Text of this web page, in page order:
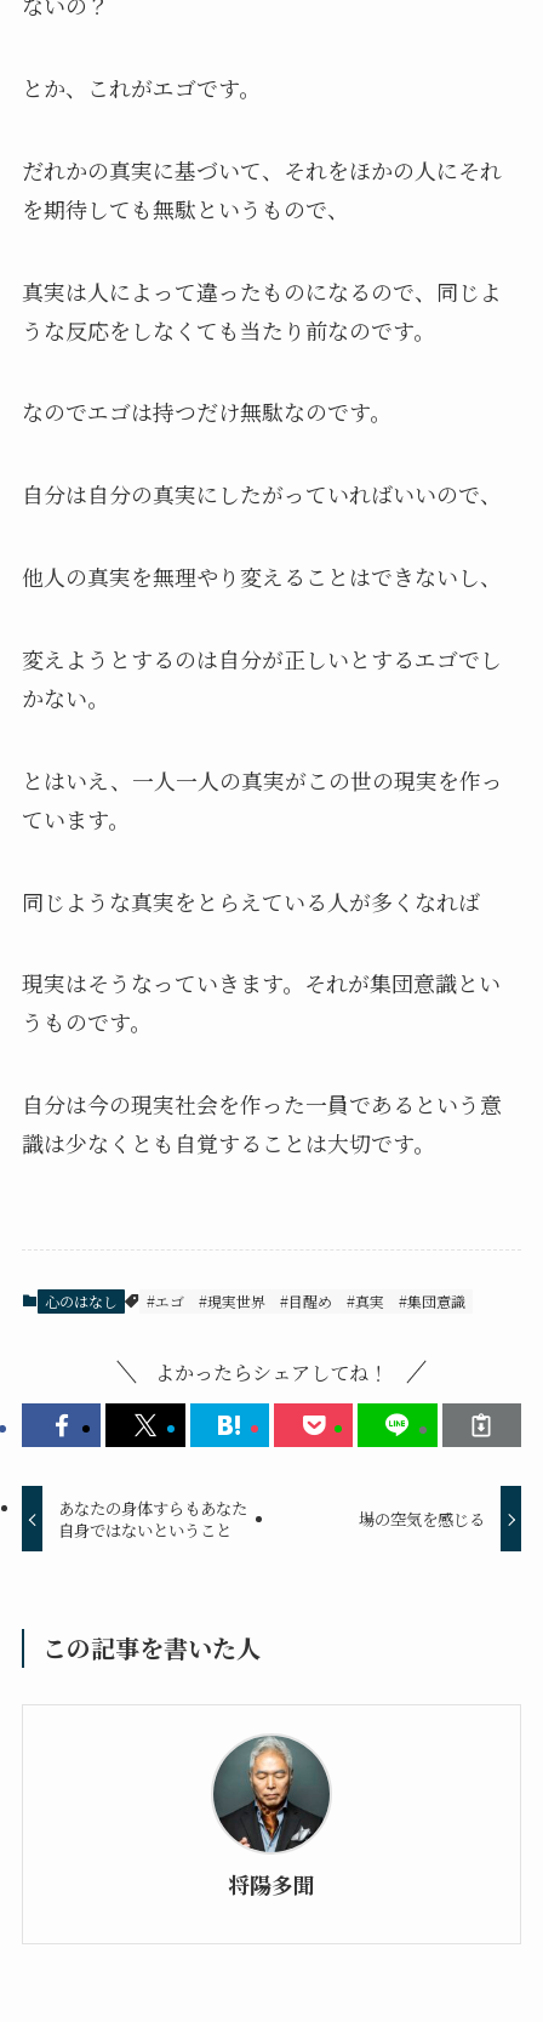
とか、これがエゴです。
だれかの真実に基づいて、それをほかの人にそれ
を期待しても無駄というもので、
真実は人によって違ったものになるので、同じよ
うな反応をしなくても当たり前なのです。
なのでエゴは持つだけ無駄なのです。
自分は自分の真実にしたがっていればいいので、
他人の真実を無理やり変えることはできないし、
変えようとするのは自分が正しいとするエゴでし
かない。
とはいえ、一人一人の真実がこの世の現実を作っ
ています。
同じような真実をとらえている人が多くなれば
現実はそうなっていきます。それが集団意識とい
うものです。
自分は今の現実社会を作った一員であるという意
識は少なくとも自覚することは大切です。
心のはなし #エゴ #現実世界 #目醒め #真実 #集団意識
よかったらシェアしてね！
あなたの身体すらもあなた
自身ではないということ
場の空気を感じる
この記事を書いた人
将陽多聞